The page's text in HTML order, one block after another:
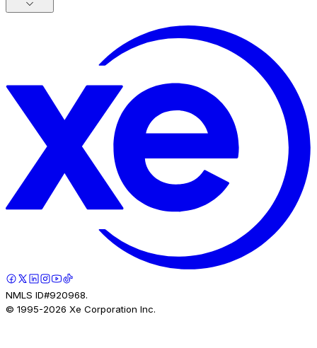
NMLS ID#920968.
© 1995-2026 Xe Corporation Inc.